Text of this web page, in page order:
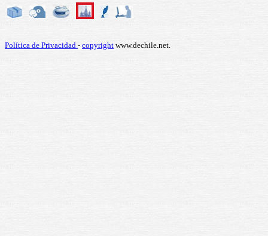
Política de Privacidad - copyright www.dechile.net.